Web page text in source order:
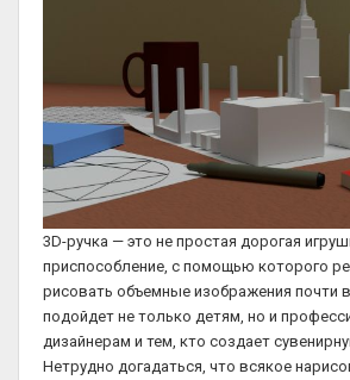
3D-ручка — это не простая дорогая
приспособление, с помощью которого
рисовать объемные изображения почти
подойдет не только детям, но и
дизайнерам и тем, кто создает
Нетрудно догадаться, что всякое